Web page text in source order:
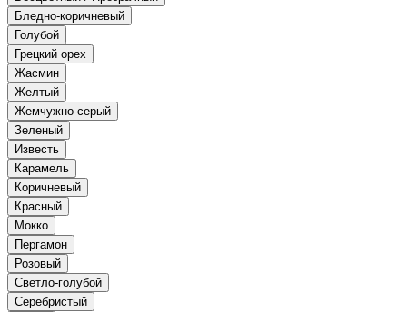
Бледно-коричневый
Голубой
Грецкий орех
Жасмин
Желтый
Жемчужно-серый
Зеленый
Известь
Карамель
Коричневый
Красный
Мокко
Пергамон
Розовый
Светло-голубой
Серебристый